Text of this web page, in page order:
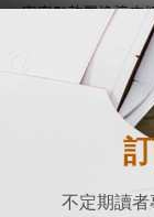
寬寬鬆軟飄逸涼爽
純棉布料舒適透
V領修飾胸前線條
落肩的袖型適合
兩側有不可或缺
很適合出遊休閒